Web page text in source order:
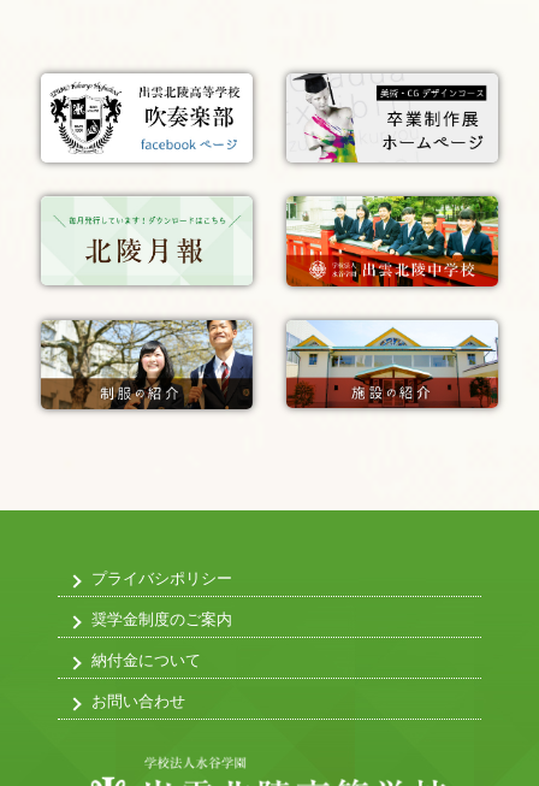
プライバシポリシー
奨学金制度のご案内
納付金について
お問い合わせ